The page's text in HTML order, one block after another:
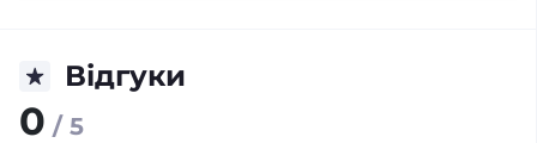
Відгуки
0 / 5